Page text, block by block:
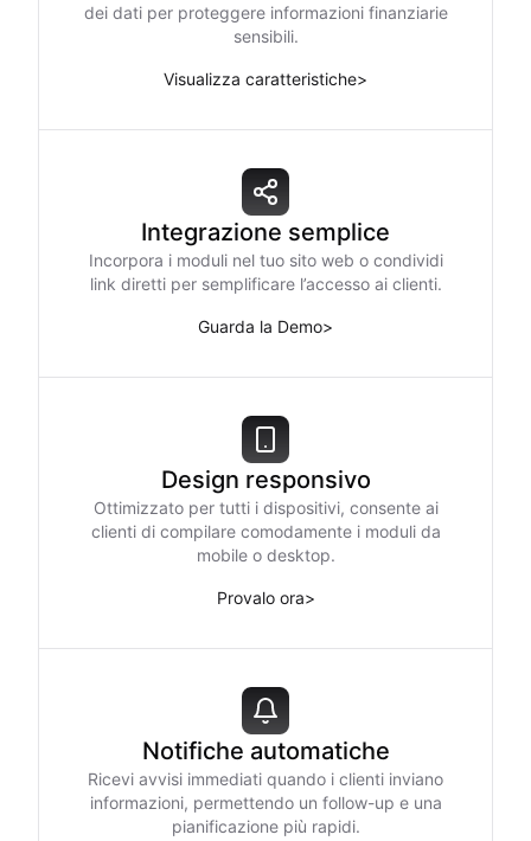
dei dati per proteggere informazioni finanziarie
sensibili.
Visualizza caratteristiche>
Integrazione semplice
Incorpora i moduli nel tuo sito web o condividi
link diretti per semplificare l’accesso ai clienti.
Guarda la Demo>
Design responsivo
Ottimizzato per tutti i dispositivi, consente ai
clienti di compilare comodamente i moduli da
mobile o desktop.
Provalo ora>
Notifiche automatiche
Ricevi avvisi immediati quando i clienti inviano
informazioni, permettendo un follow-up e una
pianificazione più rapidi.